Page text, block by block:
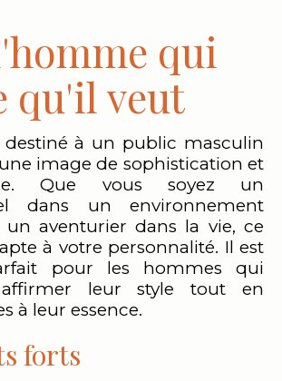
qui
qu'il veut
destiné à un public masculin
image de sophistication et
Que vous soyez un
dans un environnement
aventurier dans la vie, ce
à votre personnalité. Il est
pour les hommes qui
affirmer leur style tout en
à leur essence.
forts